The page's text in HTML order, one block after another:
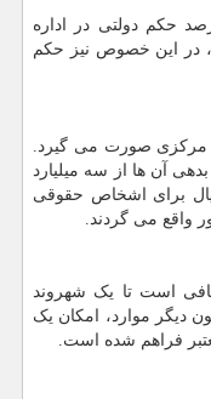
حکم دولتی در اداره
در این خصوص نیز حکم
مرکزی صورت می گیرد.
آن ها از سه میلیارد
برای اشخاص حقوقی
واقع می گردند.
تومانی کافی است تا یک شهروند
دیگر موارد، امکان یک
فراهم شده است.